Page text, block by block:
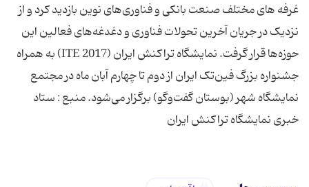
غرفه های مختلف صنعت بانکی و فناوری‌های نوین بازدید کرد و از
نزدیک در جریان آخرین تحولات فناوری و دغدغه‌های فعالین این
حوزه‌ها قرار گرفت. نمایشگاه تراکنش ایران (ITE 2017) به همراه
جشنواره بزرگ فین‌تک ایران از دوم تا چهارم آبان ماه در مجتمع
نمایشگاه شهر (بوستان گفت‌و‌گو) برگزار می‌شود. منبع : ستاد
خبری نمایشگاه تراکنش ایران